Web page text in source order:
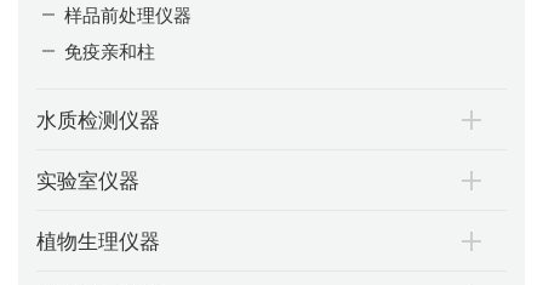
样品前处理仪器
免疫亲和柱
水质检测仪器
实验室仪器
植物生理仪器